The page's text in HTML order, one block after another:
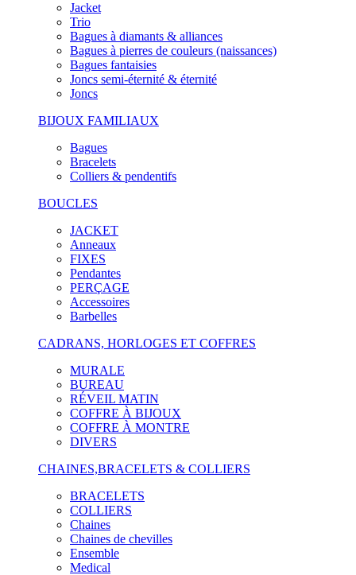
Jacket
Trio
Bagues à diamants & alliances
Bagues à pierres de couleurs (naissances)
Bagues fantaisies
Joncs semi-éternité & éternité
Joncs
BIJOUX FAMILIAUX
Bagues
Bracelets
Colliers & pendentifs
BOUCLES
JACKET
Anneaux
FIXES
Pendantes
PERÇAGE
Accessoires
Barbelles
CADRANS, HORLOGES ET COFFRES
MURALE
BUREAU
RÉVEIL MATIN
COFFRE À BIJOUX
COFFRE À MONTRE
DIVERS
CHAINES,BRACELETS & COLLIERS
BRACELETS
COLLIERS
Chaines
Chaines de chevilles
Ensemble
Medical